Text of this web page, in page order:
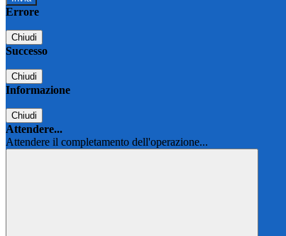
Errore
Chiudi
Successo
Chiudi
Informazione
Chiudi
Attendere...
Attendere il completamento dell'operazione...